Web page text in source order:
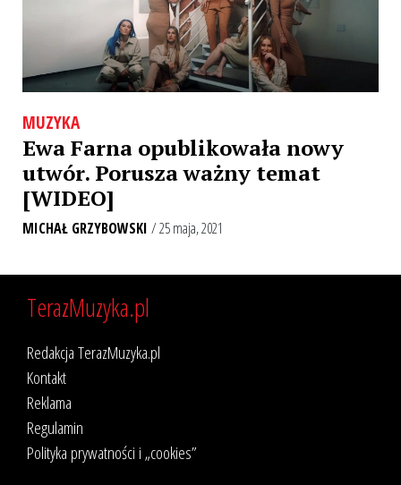
MUZYKA
Ewa Farna opublikowała nowy
utwór. Porusza ważny temat
[WIDEO]
MICHAŁ GRZYBOWSKI / 25 maja, 2021
TerazMuzyka.pl
Redakcja TerazMuzyka.pl
Kontakt
Reklama
Regulamin
Polityka prywatności i „cookies”